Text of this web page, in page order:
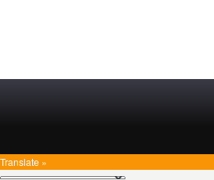
Translate »